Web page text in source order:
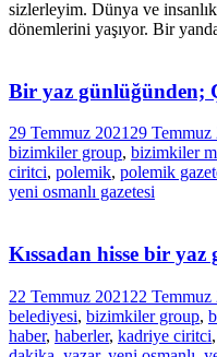
sizlerleyim. Dünya ve
dönemlerini yaşıyor. Bir
Bir yaz günlüğünden;
29 Temmuz 2021 29 Temmuz
bizimkiler group, bizimkiler
ciritci, polemik, polemik
yeni osmanlı gazetesi
Kıssadan hisse bir yaz
22 Temmuz 2021 22 Temmuz
belediyesi, bizimkiler group,
haber, haberler, kadriye ciritci,